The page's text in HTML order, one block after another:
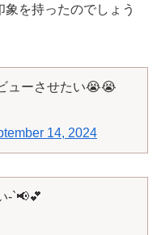
を持ったのでしょう
ューさせたい😭😭
14, 2024
-`📢💕